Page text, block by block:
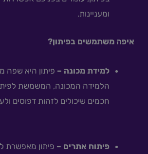
ומעניינות.
איפה משתמשים בפיתון?
למידת מכונה – פיתון היא שפה
הלמידה המכונה, המשמשת
חכמים שיכולים לזהות דפוסים
פיתוח אתרים – פיתון מאפשרת